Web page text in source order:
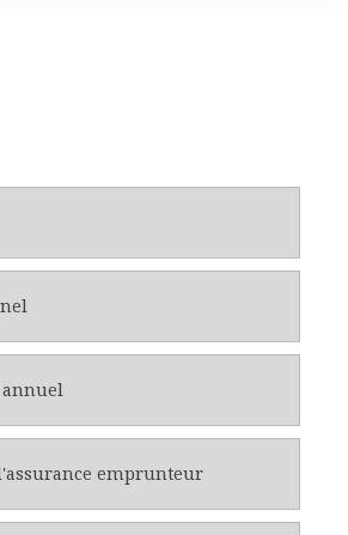
emprunteur